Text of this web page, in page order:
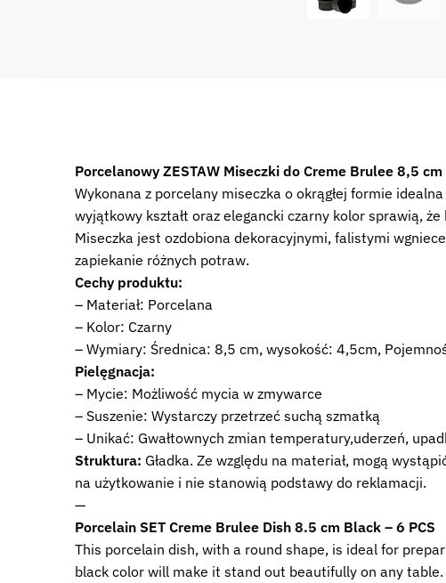
Porcelanowy ZESTAW Miseczki do Creme Brulee 8,5 cm
Wykonana z porcelany miseczka o okrągłej formie
wyjątkowy kształt oraz elegancki czarny kolor sprawią,
Miseczka jest ozdobiona dekoracyjnymi, falistymi
zapiekanie różnych potraw.
Cechy produktu:
– Materiał: Porcelana
– Kolor: Czarny
– Wymiary: Średnica: 8,5 cm, wysokość: 4,5cm,
Pielęgnacja:
– Mycie: Możliwość mycia w zmywarce
– Suszenie: Wystarczy przetrzeć suchą szmatką
– Unikać: Gwałtownych zmian temperatury,uderzeń,
Struktura: Gładka. Ze względu na materiał, mogą
na użytkowanie i nie stanowią podstawy do reklamacji.
—
Porcelain SET Creme Brulee Dish 8.5 cm Black – 6 PCS
This porcelain dish, with a round shape, is ideal for
black color will make it stand out beautifully on any table.